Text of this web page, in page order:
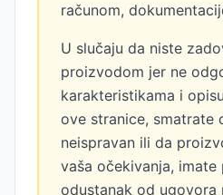
računom,
U slučaju da niste
proizvodom jer ne
karakteristikama i
ove stranice, smatrate
neispravan ili da
vaša očekivanja, imate
odustanak od ugovora